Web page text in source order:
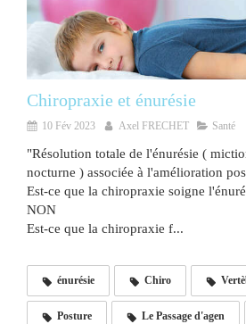
Chiropraxie et énurésie
10 Fév 2023 Axel FRECHET Santé
"Résolution totale de l'énurésie (
nocturne ) associée à l'amélioration
Est-ce que la chiropraxie soigne
NON
Est-ce que la chiropraxie f...
énurésie Chiro
Posture Le Passage d'agen